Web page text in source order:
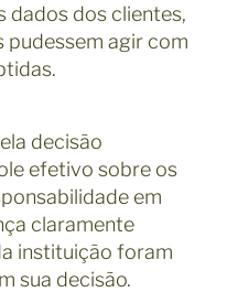
dados dos clientes,
agir com
decisão
efetivo sobre os
em
claramente
instituição foram
sua decisão.